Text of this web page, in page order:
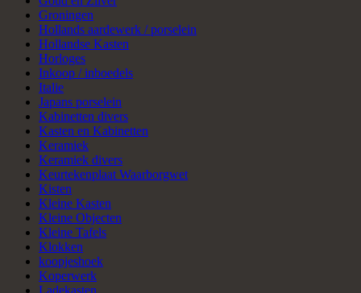
Groningen
Hollands aardewerk / porselein
Hollandse Kasten
Horloges
Inkoop / inboedels
Italie
Japans porselein
Kabinetten divers
Kasten en Kabinetten
Keramiek
Keramiek divers
Keurtekenplaat Waarborgwet
Kisten
Kleine Kasten
Kleine Objecten
Kleine Tafels
Klokken
koopjeshoek
Koperwerk
Ladekasten